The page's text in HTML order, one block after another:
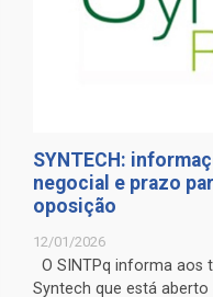
SYNTECH:
negocial e prazo
oposição
12/01/2026
O SINTPq informa aos
Syntech que está aberto